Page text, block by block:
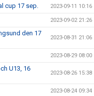
cup 17 sep. 2023-09-11 10:16
2023-09-02 21:26
den 17
2023-08-31 21:06
2023-08-29 08:00
U13, 16
2023-08-26 15:38
2023-08-24 09:34